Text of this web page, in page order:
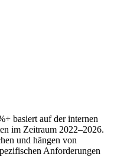
basiert auf der internen
im Zeitraum 2022–2026.
und hängen von
Anforderungen